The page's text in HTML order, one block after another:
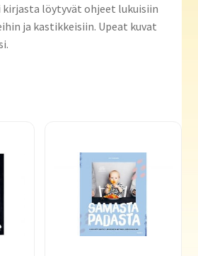
löytyvät ohjeet lukuisiin
ja kastikkeisiin. Upeat kuvat